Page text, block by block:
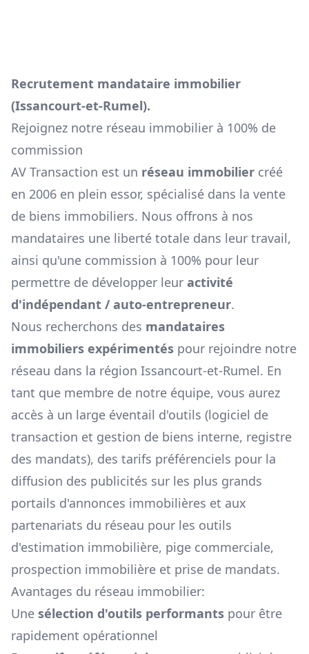
Recrutement mandataire immobilier
(Issancourt-et-Rumel).
Rejoignez notre réseau immobilier à 100% de
commission
AV Transaction est un réseau immobilier créé
en 2006 en plein essor, spécialisé dans la vente
de biens immobiliers. Nous offrons à nos
mandataires une liberté totale dans leur travail,
ainsi qu'une commission à 100% pour leur
permettre de développer leur activité
d'indépendant / auto-entrepreneur.
Nous recherchons des mandataires
immobiliers expérimentés pour rejoindre notre
réseau dans la région Issancourt-et-Rumel. En
tant que membre de notre équipe, vous aurez
accès à un large éventail d'outils (logiciel de
transaction et gestion de biens interne, registre
des mandats), des tarifs préférenciels pour la
diffusion des publicités sur les plus grands
portails d'annonces immobilières et aux
partenariats du réseau pour les outils
d'estimation immobilière, pige commerciale,
prospection immobilière et prise de mandats.
Avantages du réseau immobilier:
Une sélection d'outils performants pour être
rapidement opérationnel